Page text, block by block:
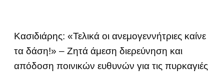
Κασιδιάρης: «Τελικά οι ανεμογεννήτριες καίνε
τα δάση!» – Ζητά άμεση διερεύνηση και
απόδοση ποινικών ευθυνών για τις πυρκαγιές